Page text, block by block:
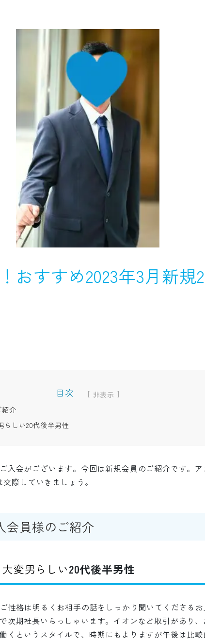
おすすめ2023年3月新規
目次 [
]
介
らしい20代後半男性
入会がございます。今回は新規会員のご紹介です。
際していきましょう。
会員様のご紹介
変男らしい20代後半男性
性格は明るくお相手の話をしっかり聞いてくださる
次期社長いらっしゃいます。イオンなど取引があり
くというスタイルで、時期にもよりますが午後は比